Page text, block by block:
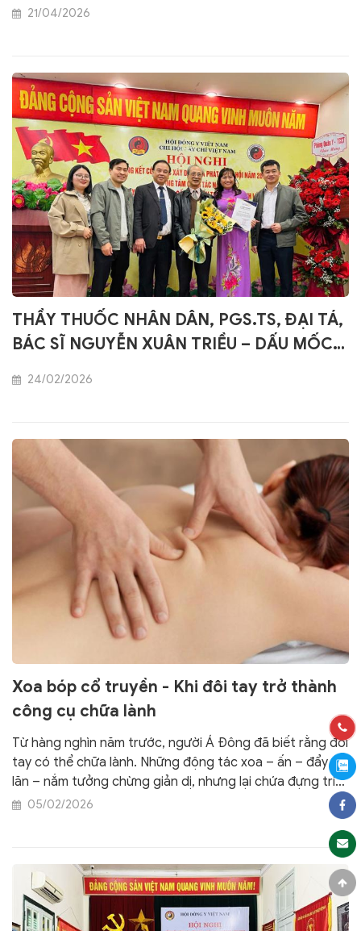
vững của y học truyền thống. Giữa nhiều phương pháp
sống hàng ngày. Không chỉ giúp phòng bệnh, dưỡng sinh
còn hướng tới mục tiêu cao nhất: kéo dài tuổi thọ và
nâng cao chất lượng sống.
21/04/2026
THẦY THUỐC NHÂN DÂN, PGS.TS, ĐẠI TÁ,
BÁC SĨ NGUYỄN XUÂN TRIỀU – DẤU MỐC
24/02/2026
Xoa bóp cổ truyền - Khi đôi tay trở thành
công cụ chữa lành
Từ hàng nghìn năm trước, người Á Đông đã biết rằng đôi
tay có thể chữa lành. Những động tác xoa – ấn – đẩy –
lăn – nắm tưởng chừng giản dị, nhưng lại chứa đựng triết
lý sâu xa của y học cổ truyền: “Thông tắc bất thống,
thống tắc bất thông” – khi kinh mạch thông suốt, bệnh
05/02/2026